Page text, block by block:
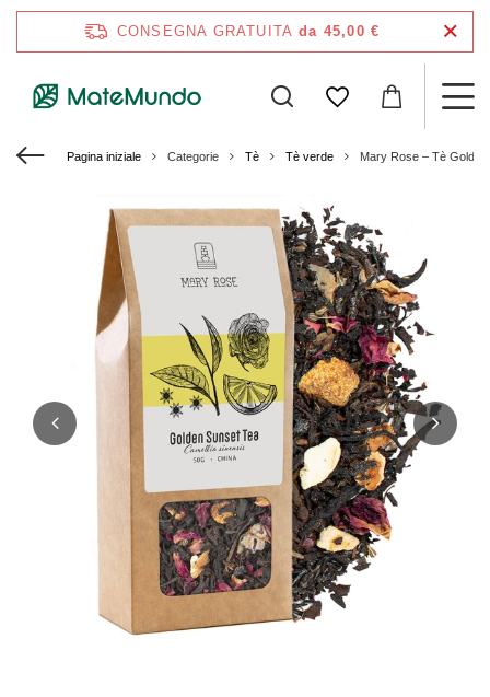
CONSEGNA GRATUITA da 45,00 €
Pagina iniziale Categorie Tè Tè verde Mary Rose – Tè